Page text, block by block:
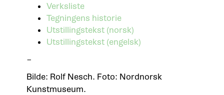
Verksliste
Tegningens historie
Utstillingstekst (norsk)
Utstillingstekst (engelsk)
–
Bilde: Rolf Nesch. Foto: Nordnorsk
Kunstmuseum.